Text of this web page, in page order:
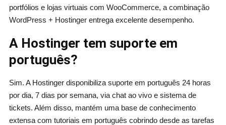
portfólios e lojas virtuais com WooCommerce, a combinação
WordPress + Hostinger entrega excelente desempenho.
A Hostinger tem suporte em
português?
Sim. A Hostinger disponibiliza suporte em português 24 horas
por dia, 7 dias por semana, via chat ao vivo e sistema de
tickets. Além disso, mantém uma base de conhecimento
extensa com tutoriais em português cobrindo desde as tarefas